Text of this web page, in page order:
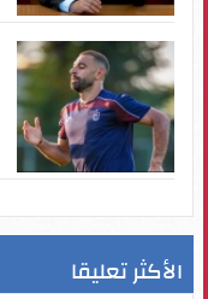
الأكثر تعليقا